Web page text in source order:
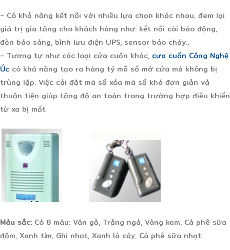
- Có khả năng kết nối với nhiều lựa chọn khác nhau, đem lại
giá trị gia tăng cho khách hàng như: kết nối còi báo động,
đèn báo sáng, bình lưu điện UPS, sensor báo cháy..
- Tương tự như các loại cửa cuốn khác, cưa cuốn Công Nghệ
Úc có khả năng tạo ra hàng tỷ mã số mở cửa mà không bị
trùng lặp. Việc cài đặt mã số xóa mã số khá đơn giản và
thuận tiện giúp tăng độ an toàn trong trường hợp điều khiển
từ xa bị mất
Màu sắc:Có 8 màu: Vân gỗ, Trắng ngà, Vàng kem, Cà phê sữa
đậm, Xanh tím, Ghi nhạt, Xanh lá cây, Cà phê sữa nhạt.